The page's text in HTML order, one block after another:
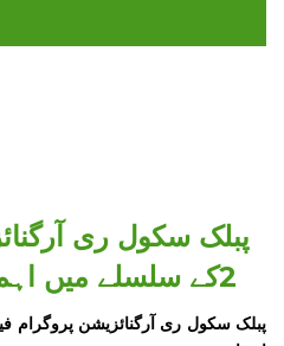
پبلک سکول ری
2کے سلسلے میں اہم اجلاس کا انعقاد